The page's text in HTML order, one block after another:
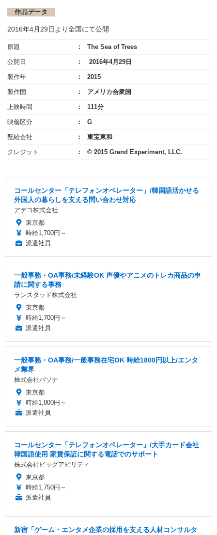
作品データ
2016年4月29日より全国にて公開
原題 The Sea of Trees
公開日 2016年4月29日
製作年 2015
製作国 アメリカ合衆国
上映時間 111分
映倫区分 G
配給会社 東宝東和
クレジット © 2015 Grand Experiment, LLC.
コールセンター「テレフォンオペレーター」/韓国語活かせる
外国人の暮らしを支える問い合わせ対応
アデコ株式会社
東京都
時給1,700円～
派遣社員
一般事務・OA事務/未経験OK 声優やアニメのトレカ商品の申
請に関する事務
ランスタッド株式会社
東京都
時給1,700円～
派遣社員
一般事務・OA事務/一般事務在宅OK 時給1800円以上/エンタ
メ業界
株式会社パソナ
東京都
時給1,800円～
派遣社員
コールセンター「テレフォンオペレーター」/大手カード会社
韓国語使用 家賃保証に関する電話でのサポート
株式会社ビッグアビリティ
東京都
時給1,750円～
派遣社員
新宿「ゲーム・エンタメ企業の採用を支える人材コンサルタ